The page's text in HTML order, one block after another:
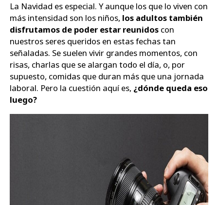
La Navidad es especial. Y aunque los que lo viven con
más intensidad son los niños, los adultos también
disfrutamos de poder estar reunidos con
nuestros seres queridos en estas fechas tan
señaladas. Se suelen vivir grandes momentos, con
risas, charlas que se alargan todo el día, o, por
supuesto, comidas que duran más que una jornada
laboral. Pero la cuestión aquí es, ¿dónde queda eso
luego?